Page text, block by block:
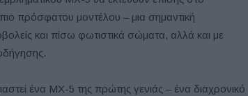
πρόσφατου μοντέλου – μια σημαντική
και πίσω φωτιστικά σώματα, αλλά και με
ένα MX-5 της πρώτης γενιάς – ένα διαχρονικό